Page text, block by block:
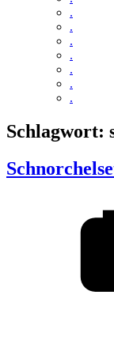
.
.
.
.
.
.
.
Schlagwort: